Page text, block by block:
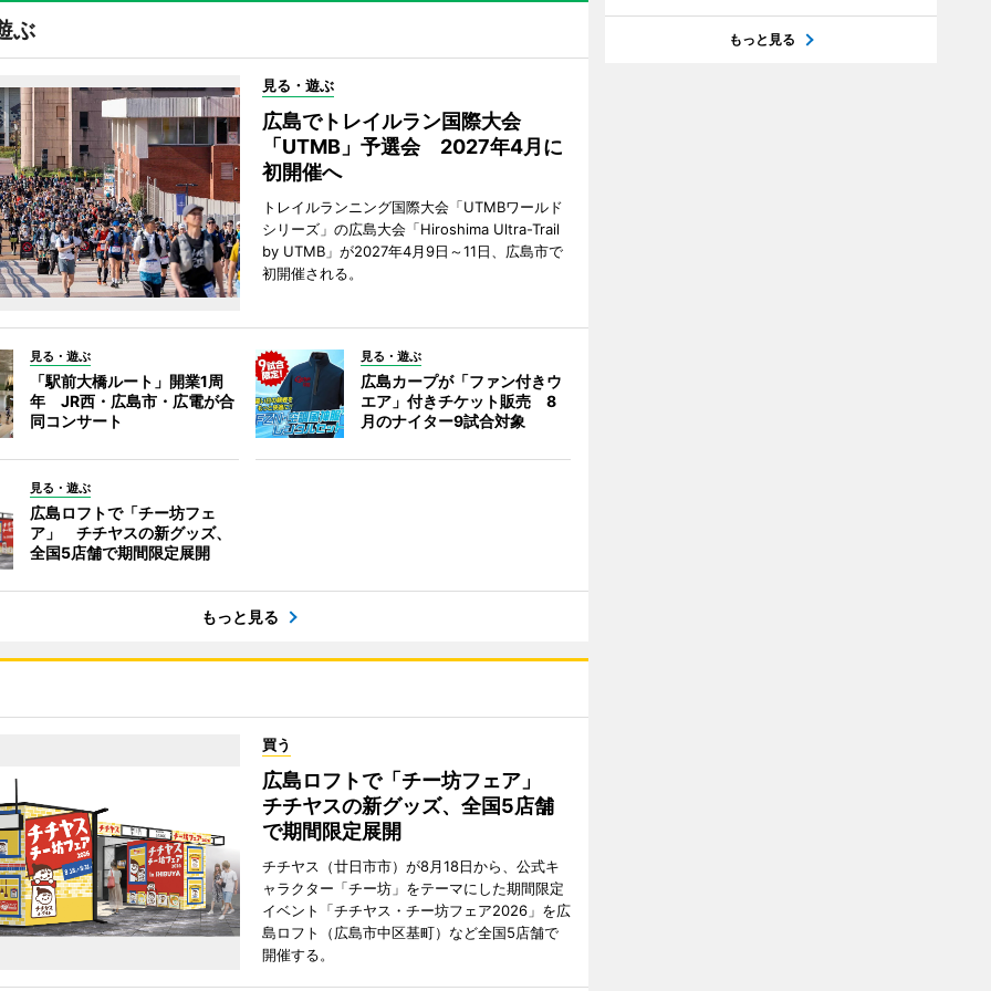
ぶ
見る・遊ぶ
広島でトレイルラン国際大会
「UTMB」予選会 2027年4月に
初開催へ
トレイルランニング国際大会「UTMBワールド
シリーズ」の広島大会「Hiroshima Ultra-Trail
by UTMB」が2027年4月9日～11日、広島市で
初開催される。
見る・遊ぶ
「駅前大橋ルート」開業1周
年 JR西・広島市・広電が合
同コンサート
見る・遊ぶ
広島カープが「ファン付きウ
エア」付きチケット販売 8
月のナイター9試合対象
見る・遊ぶ
広島ロフトで「チー坊フェ
ア」 チチヤスの新グッズ、
全国5店舗で期間限定展開
もっと見る
買う
広島ロフトで「チー坊フェア」
チチヤスの新グッズ、全国5店舗
で期間限定展開
チチヤス（廿日市市）が8月18日から、公式キ
ャラクター「チー坊」をテーマにした期間限定
イベント「チチヤス・チー坊フェア2026」を広
島ロフト（広島市中区基町）など全国5店舗で
開催する。
もっと見る